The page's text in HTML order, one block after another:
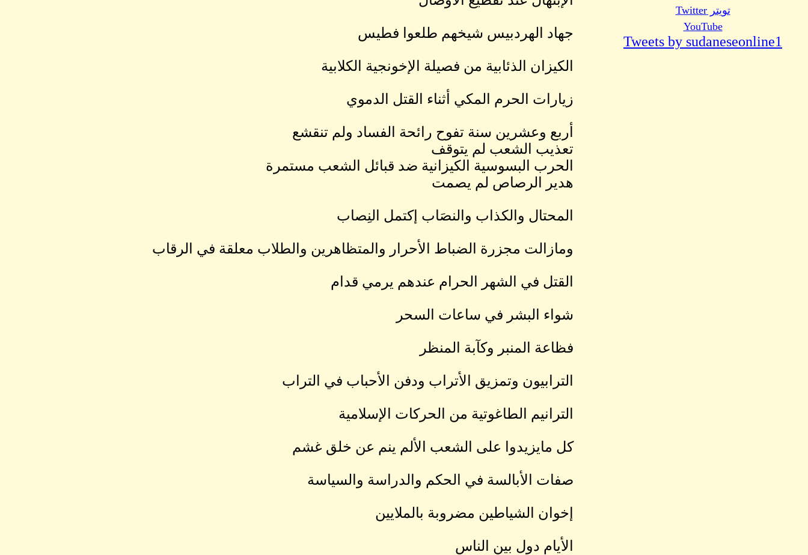
تويتر Twitter
YouTube
Tweets by sudaneseonline1
جهاد الهردبيس شيخهم طلعوا فطيس
الكيزان الذئابية من فصيلة الإخونجية الكلابية
زيارات الحرم المكي أثناء القتل الدموي
أربع وعشرين سنة تفوح رائحة الفساد ولم تنقشع
تعذيب الشعب لم يتوقف
الحرب البسوسية الكيزانية ضد قبائل الشعب مستمرة
هدير الرصاص لم يصمت
المحتال والكذاب والنصَاب إكتمل النِصاب
ومازالت مجزرة الضباط الأحرار والمتظاهرين والطلاب معلقة في الرقاب
القتل في الشهر الحرام عندهم يرمي قدام
شواء البشر في ساعات السحر
فظاعة المنبر وكآبة المنظر
الترابيون وتمزيق الأتراب ودفن الأحباب في التراب
الترانيم الطاغوتية من الحركات الإسلامية
كل مايزيدوا على الشعب الألم ينم عن خلق غشم
صفات الأبالسة في الحكم والدراسة والسياسة
إخوان الشياطين مضروبة بالملايين
الأيام دول بين الناس